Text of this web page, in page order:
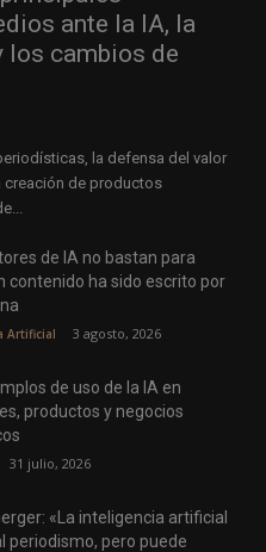
ante la IA, la
los cambios de
la defensa del valor
creación de productos
de IA no bastan para
contenido ha sido escrito por
Artificial 3 agosto, 2026
de uso de la IA en
productos y negocios
31 julio, 2026
«La inteligencia artificial
periodismo, pero puede